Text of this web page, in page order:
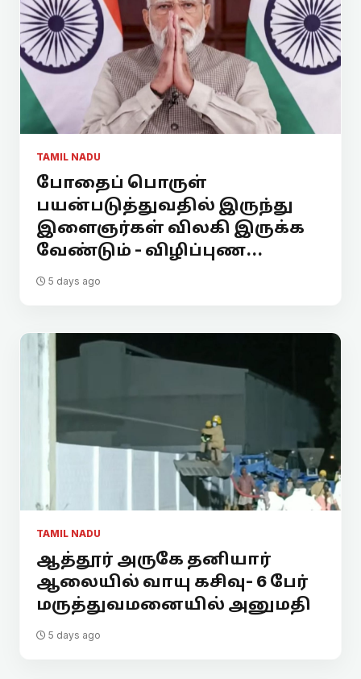
TAMIL NADU
போதைப் பொருள்
பயன்படுத்துவதில் இருந்து
இளைஞர்கள் விலகி இருக்க
வேண்டும் - விழிப்புண...
5 days ago
TAMIL NADU
ஆத்தூர் அருகே தனியார்
ஆலையில் வாயு கசிவு- 6 பேர்
மருத்துவமனையில் அனுமதி
5 days ago